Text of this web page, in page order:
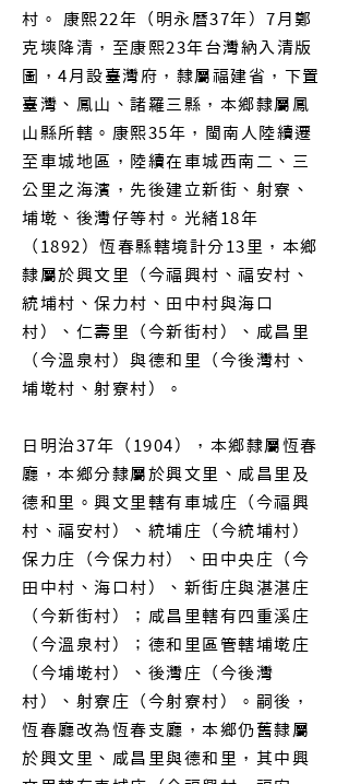
村。 康熙22年（明永曆37年）7月鄭
克塽降清，至康熙23年台灣納入清版
圖，4月設臺灣府，隸屬福建省，下置
臺灣、鳳山、諸羅三縣，本鄉隸屬鳳
山縣所轄。康熙35年，閩南人陸續遷
至車城地區，陸續在車城西南二、三
公里之海濱，先後建立新街、射寮、
埔墘、後灣仔等村。光緒18年
（1892）恆春縣轄境計分13里，本鄉
隸屬於興文里（今福興村、福安村、
統埔村、保力村、田中村與海口
村）、仁壽里（今新街村）、咸昌里
（今溫泉村）與德和里（今後灣村、
埔墘村、射寮村）。
日明治37年（1904），本鄉隸屬恆春
廳，本鄉分隸屬於興文里、咸昌里及
德和里。興文里轄有車城庄（今福興
村、福安村）、統埔庄（今統埔村）
保力庄（今保力村）、田中央庄（今
田中村、海口村）、新街庄與湛湛庄
（今新街村）；咸昌里轄有四重溪庄
（今溫泉村）；德和里區管轄埔墘庄
（今埔墘村）、後灣庄（今後灣
村）、射寮庄（今射寮村）。嗣後，
恆春廳改為恆春支廳，本鄉仍舊隸屬
於興文里、咸昌里與德和里，其中興